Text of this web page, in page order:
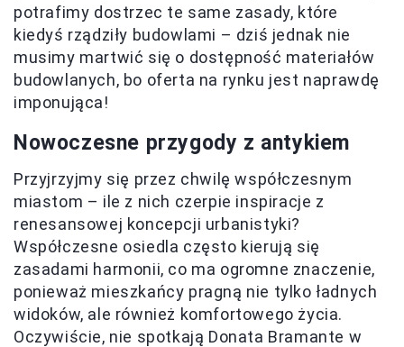
potrafimy dostrzec te same zasady, które
kiedyś rządziły budowlami – dziś jednak nie
musimy martwić się o dostępność materiałów
budowlanych, bo oferta na rynku jest naprawdę
imponująca!
Nowoczesne przygody z antykiem
Przyjrzyjmy się przez chwilę współczesnym
miastom – ile z nich czerpie inspiracje z
renesansowej koncepcji urbanistyki?
Współczesne osiedla często kierują się
zasadami harmonii, co ma ogromne znaczenie,
ponieważ mieszkańcy pragną nie tylko ładnych
widoków, ale również komfortowego życia.
Oczywiście, nie spotkają Donata Bramante w